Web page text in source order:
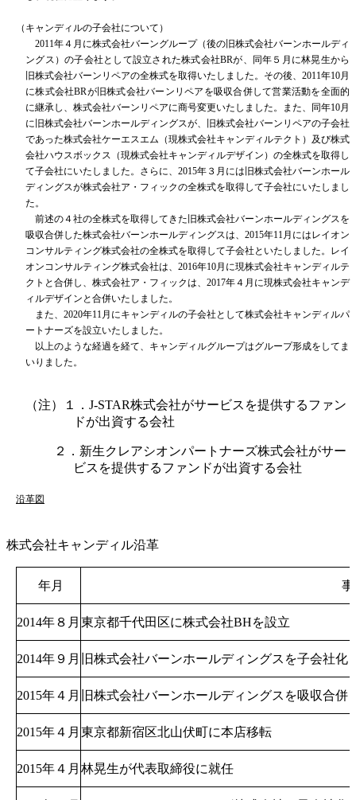
（キャンディルの子会社について）
2011年４月に株式会社バーングループ（後の旧株式会社バーンホールディ
ングス）の子会社として設立された株式会社BRが、同年５月に林晃生から
旧株式会社バーンリペアの全株式を取得いたしました。その後、2011年10月
に株式会社BRが旧株式会社バーンリペアを吸収合併して営業活動を全面的
に継承し、株式会社バーンリペアに商号変更いたしました。また、同年10月
に旧株式会社バーンホールディングスが、旧株式会社バーンリペアの子会社
であった株式会社ケーエスエム（現株式会社キャンディルテクト）及び株式
会社ハウスボックス（現株式会社キャンディルデザイン）の全株式を取得し
て子会社にいたしました。さらに、2015年３月には旧株式会社バーンホール
ディングスが株式会社ア・フィックの全株式を取得して子会社にいたしまし
た。
前述の４社の全株式を取得してきた旧株式会社バーンホールディングスを
吸収合併した株式会社バーンホールディングスは、2015年11月にはレイオン
コンサルティング株式会社の全株式を取得して子会社といたしました。レイ
オンコンサルティング株式会社は、2016年10月に現株式会社キャンディルテ
クトと合併し、株式会社ア・フィックは、2017年４月に現株式会社キャンデ
ィルデザインと合併いたしました。
また、2020年11月にキャンディルの子会社として株式会社キャンディルパ
ートナーズを設立いたしました。
以上のような経過を経て、キャンディルグループはグループ形成をしてま
いりました。
（注）１．J-STAR株式会社がサービスを提供するファン
ドが出資する会社
２．新生クレアシオンパートナーズ株式会社がサー
ビスを提供するファンドが出資する会社
沿革図
株式会社キャンディル沿革
年月
2014年８月 東京都千代田区に株式会社BHを設立
2014年９月 旧株式会社バーンホールディングスを子会社化
2015年４月 旧株式会社バーンホールディングスを吸収合
2015年４月 東京都新宿区北山伏町に本店移転
2015年４月 林晃生が代表取締役に就任